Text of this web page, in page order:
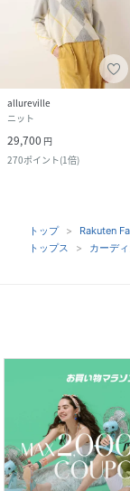
allureville
ニット
29,700 円
270ポイント(1倍)
トップ Rakuten
トップス
カーデ